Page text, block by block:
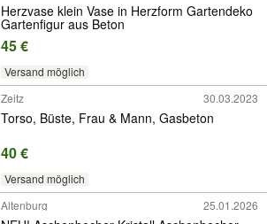
Herzvase klein Vase in Herzform Gartendeko
Gartenfigur aus Beton
45 €
Versand möglich
Zeitz 30.03.2023
Torso, Büste, Frau & Mann, Gasbeton
40 €
Versand möglich
Altenburg
25.01.2026